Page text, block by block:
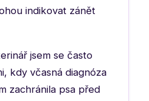
indikovat zánět
jsem se často
kdy včasná diagnóza
zachránila psa před